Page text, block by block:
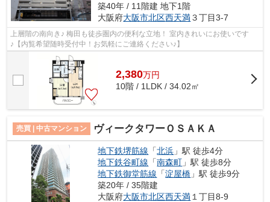
築40年 / 11階建 地下1階
大阪府大阪市北区西天満３丁目3-7
上層階の南向き♪ 梅田も徒歩圏内の便利な立地！ 室内きれいにお使いです
♪【内覧希望随時受付中！お気軽にご連絡ください♪】
2,380万円
10階 / 1LDK / 34.02㎡
売買 | 中古マンション ヴィークタワーＯＳＡＫＡ
地下鉄堺筋線 「北浜 」駅 徒歩4分
地下鉄谷町線 「南森町 」駅 徒歩8分
地下鉄御堂筋線 「淀屋橋 」駅 徒歩9分
築20年 / 35階建
大阪府大阪市北区西天満 １丁目8-9